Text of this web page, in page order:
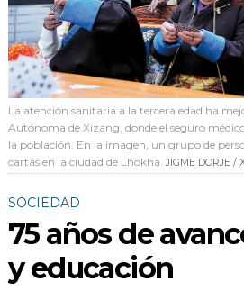
La atención sanitaria a la tercera edad ha
Autónoma de Xizang, donde el seguro
la población. En la imagen, un grupo de
cartas en la ciudad de Lhokha.JIGME DORJE /
SOCIEDAD
75 años de
y educación